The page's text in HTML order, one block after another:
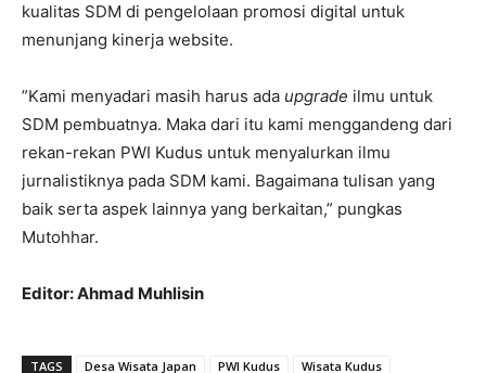
kualitas SDM di pengelolaan promosi digital untuk
menunjang kinerja website.
”Kami menyadari masih harus ada upgrade ilmu untuk
SDM pembuatnya. Maka dari itu kami menggandeng dari
rekan-rekan PWI Kudus untuk menyalurkan ilmu
jurnalistiknya pada SDM kami. Bagaimana tulisan yang
baik serta aspek lainnya yang berkaitan,” pungkas
Mutohhar.
Editor: Ahmad Muhlisin
TAGS Desa Wisata Japan PWI Kudus Wisata Kudus